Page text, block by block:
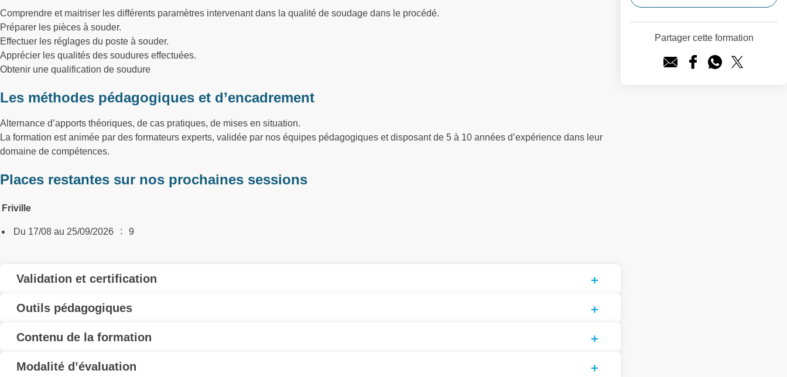
Comprendre et maitriser les différents paramètres intervenant dans la qualité de soudage dans le procédé.
Préparer les pièces à souder.
Effectuer les réglages du poste à souder.
Apprécier les qualités des soudures effectuées.
Obtenir une qualification de soudure
Les méthodes pédagogiques et d’encadrement
Alternance d’apports théoriques, de cas pratiques, de mises en situation.
La formation est animée par des formateurs experts, validée par nos équipes pédagogiques et disposant de 5 à 10 années d’expérience dans leur
domaine de compétences.
Places restantes sur nos prochaines sessions
Friville
Du 17/08 au 25/09/2026 : 9
Validation et certification
Outils pédagogiques
Contenu de la formation
Modalité d’évaluation
Partager cette formation